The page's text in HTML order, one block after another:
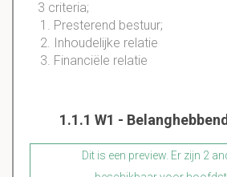
3 criteria;
Presterend bestuur;
Inhoudelijke relatie
Financiële relatie
1.1.1 W1 -
Dit is een preview. Er zijn 2